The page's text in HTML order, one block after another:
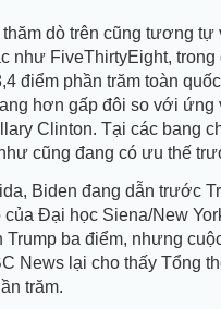
thăm dò trên cũng tương
như FiveThirtyEight,
điểm phần trăm toàn
hơn gấp đôi so với ứng
Clinton. Tại các bang
cũng đang có ưu thế
Biden đang dẫn trước
của Đại học Siena/New
Trump ba điểm, nhưng
News lại cho thấy Tổng
trăm.